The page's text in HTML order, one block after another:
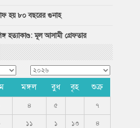
হয় ৮০ বছরের গুনাহ
হত্যাকাণ্ড: মূল আসামী গ্রেফতার
মঙ্গল বুধ বৃহ শুক্র
৪ ৫ ৭
১১ ১ ১৩ ৪